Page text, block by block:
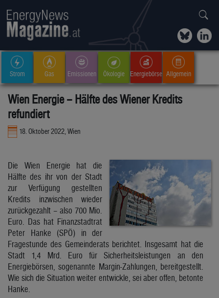
Strom Gas Emissionen Ökologie Energiebörse Allgemein
Wien Energie – Hälfte des Wiener Kredits
refundiert
18. Oktober 2022, Wien
Die Wien Energie hat die
Hälfte des ihr von der Stadt
zur Verfügung gestellten
Kredits inzwischen wieder
zurückgezahlt – also 700 Mio.
Euro. Das hat Finanzstadtrat
Peter Hanke (SPÖ) in der
Fragestunde des Gemeinderats berichtet. Insgesamt hat die
Stadt 1,4 Mrd. Euro für Sicherheitsleistungen an den
Energiebörsen, sogenannte Margin-Zahlungen, bereitgestellt.
Wie sich die Situation weiter entwickle, sei aber offen, betonte
Hanke.